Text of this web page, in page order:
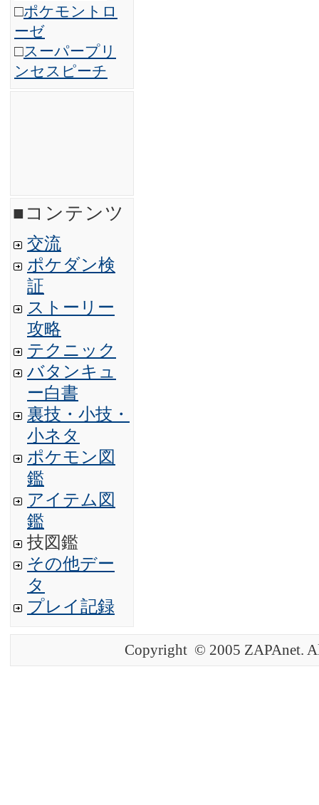
□ポケモントロ
ーゼ
□スーパープリ
ンセスピーチ
■コンテンツ
交流
ポケダン検
証
ストーリー
攻略
テクニック
バタンキュ
ー白書
裏技・小技・
小ネタ
ポケモン図
鑑
アイテム図
鑑
技図鑑
その他デー
タ
プレイ記録
Copyright © 2005 ZAPAnet.